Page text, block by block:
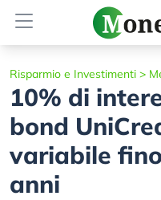
Risparmio e Investimenti >
10% di
bond
variabile
anni